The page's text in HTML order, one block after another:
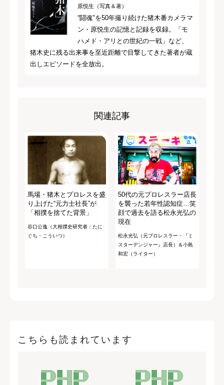
原悦生（写真＆著）
“闘魂"を50年撮り続けた猪木番カメラマ
ン・原悦生の記憶と記録を収録。「モ
ハメド・アリとの世紀の一戦」など、
猪木史に残る出来事を至近距離で目撃してきた著者が蔵
出しエピソードを全放出。
関連記事
馬場・猪木とプロレスを盛
り上げた“元力士社長”が
「相撲を捨てた背景」
谷口公逸（大相撲史研究者：たに
ぐち・こういつ）
50代の元プロレスラー店長
を襲った若年性認知症…笑
顔で過去を語る松永光弘の
現在
松永光弘（元プロレスラー・『ミ
スターデンジャー』店長）＆小島
和宏（ライター）
こちらも読まれています